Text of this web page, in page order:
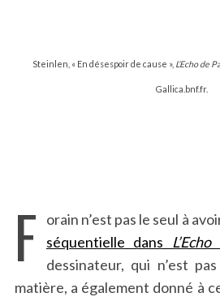
Steinlen, « En désespoir de cause », L’Echo de
Gallica.bnf.fr.
F orain n’est pas le seul à
séquentielle dans
dessinateur, qui n’est
matière, a également donné à